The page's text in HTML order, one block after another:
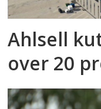
Ahlsell
over 20